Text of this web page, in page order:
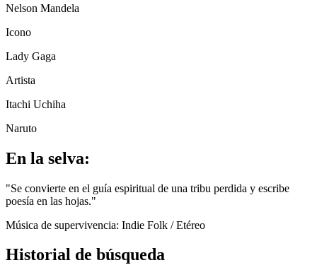
Nelson Mandela
Icono
Lady Gaga
Artista
Itachi Uchiha
Naruto
En la selva:
"Se convierte en el guía espiritual de una tribu perdida y escribe
poesía en las hojas."
Música de supervivencia: Indie Folk / Etéreo
Historial de búsqueda